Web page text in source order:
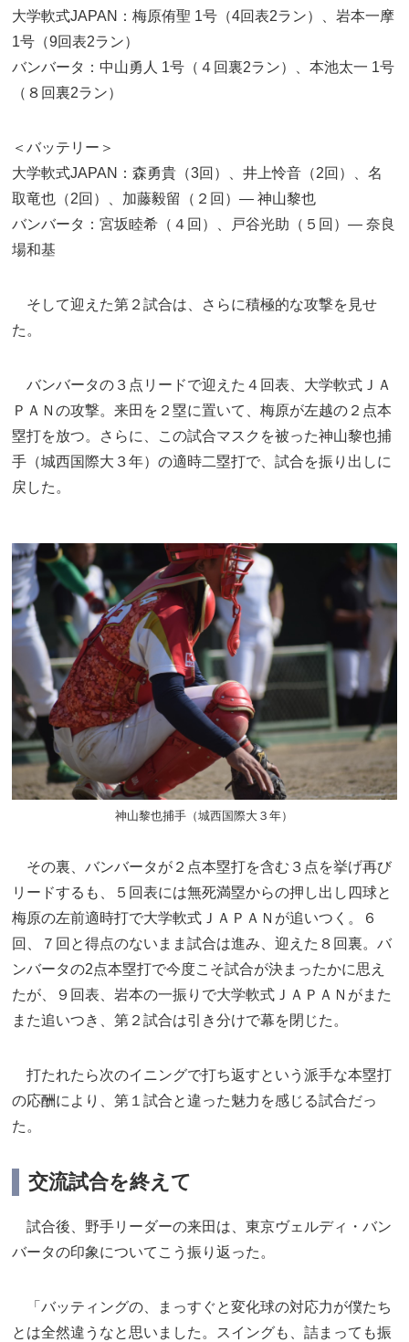
大学軟式JAPAN：梅原侑聖 1号（4回表2ラン）、岩本一摩
1号（9回表2ラン）
バンバータ：中山勇人 1号（４回裏2ラン）、本池太一 1号
（８回裏2ラン）
＜バッテリー＞
大学軟式JAPAN：森勇貴（3回）、井上怜音（2回）、名
取竜也（2回）、加藤毅留（２回）— 神山黎也
バンバータ：宮坂睦希（４回）、戸谷光助（５回）— 奈良
場和基
そして迎えた第２試合は、さらに積極的な攻撃を見せ
た。
バンバータの３点リードで迎えた４回表、大学軟式ＪＡ
ＰＡＮの攻撃。来田を２塁に置いて、梅原が左越の２点本
塁打を放つ。さらに、この試合マスクを被った神山黎也捕
手（城西国際大３年）の適時二塁打で、試合を振り出しに
戻した。
神山黎也捕手（城西国際大３年）
その裏、バンバータが２点本塁打を含む３点を挙げ再び
リードするも、５回表には無死満塁からの押し出し四球と
梅原の左前適時打で大学軟式ＪＡＰＡＮが追いつく。６
回、７回と得点のないまま試合は進み、迎えた８回裏。バ
ンバータの2点本塁打で今度こそ試合が決まったかに思え
たが、９回表、岩本の一振りで大学軟式ＪＡＰＡＮがまた
また追いつき、第２試合は引き分けで幕を閉じた。
打たれたら次のイニングで打ち返すという派手な本塁打
の応酬により、第１試合と違った魅力を感じる試合だっ
た。
交流試合を終えて
試合後、野手リーダーの来田は、東京ヴェルディ・バン
バータの印象についてこう振り返った。
「バッティングの、まっすぐと変化球の対応力が僕たち
とは全然違うなと思いました。スイングも、詰まっても振